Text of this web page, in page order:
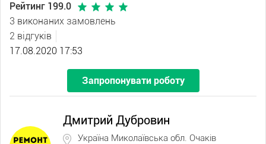
Рейтинг 199.0
3 виконаних замовлень
2 відгуків
17.08.2020 17:53
Запропонувати роботу
Дмитрий Дубровин
Україна Миколаївська обл. Очаків